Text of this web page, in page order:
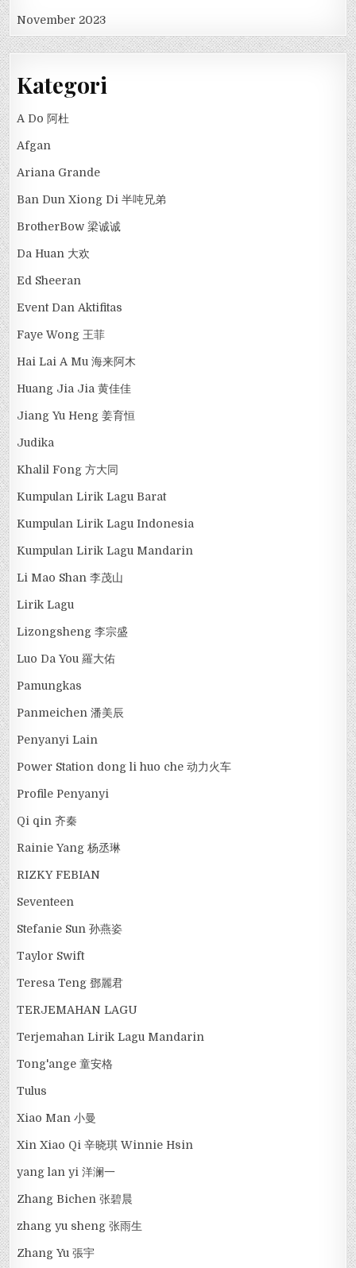
November 2023
Kategori
A Do 阿杜
Afgan
Ariana Grande
Ban Dun Xiong Di 半吨兄弟
BrotherBow 梁诚诚
Da Huan 大欢
Ed Sheeran
Event Dan Aktifitas
Faye Wong 王菲
Hai Lai A Mu 海来阿木
Huang Jia Jia 黄佳佳
Jiang Yu Heng 姜育恒
Judika
Khalil Fong 方大同
Kumpulan Lirik Lagu Barat
Kumpulan Lirik Lagu Indonesia
Kumpulan Lirik Lagu Mandarin
Li Mao Shan 李茂山
Lirik Lagu
Lizongsheng 李宗盛
Luo Da You 羅大佑
Pamungkas
Panmeichen 潘美辰
Penyanyi Lain
Power Station dong li huo che 动力火车
Profile Penyanyi
Qi qin 齐秦
Rainie Yang 杨丞琳
RIZKY FEBIAN
Seventeen
Stefanie Sun 孙燕姿
Taylor Swift
Teresa Teng 鄧麗君
TERJEMAHAN LAGU
Terjemahan Lirik Lagu Mandarin
Tong'ange 童安格
Tulus
Xiao Man 小曼
Xin Xiao Qi 辛晓琪 Winnie Hsin
yang lan yi 洋澜一
Zhang Bichen 张碧晨
zhang yu sheng 张雨生
Zhang Yu 張宇